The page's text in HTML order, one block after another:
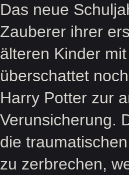
Das neue
Zauberer ihrer
älteren Kinder
überschattet
Harry Potter zur
Verunsicherung.
die
zu zerbrechen,